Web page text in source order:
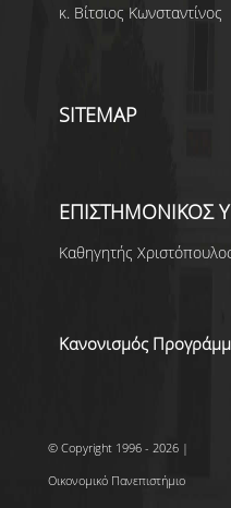
κ. Βίτσιος Κωνσταντίνος
SITEMAP
ΕΠΙΣΤΗΜΟΝΙΚΟΣ
Καθηγητής
Κανονισμός
© Copyright 1996 - 2026 |
Οικονομικό Πανεπιστήμιο